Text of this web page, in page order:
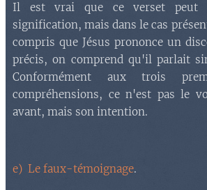
Il est vrai que ce verset peut
signification, mais dans le cas
compris que Jésus prononce un
précis, on comprend qu'il parlait
Conformément aux trois
compréhensions, ce n'est pas le
avant, mais son intention.
e) Le faux-témoignage.